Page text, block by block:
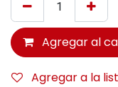
Agregar al
Agregar a la